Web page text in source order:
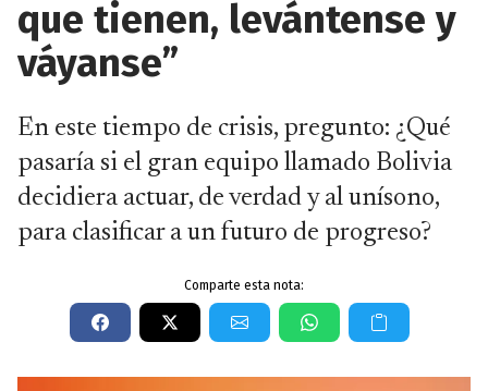
que tienen, levántense y
váyanse”
En este tiempo de crisis, pregunto: ¿Qué
pasaría si el gran equipo llamado Bolivia
decidiera actuar, de verdad y al unísono,
para clasificar a un futuro de progreso?
Comparte esta nota: